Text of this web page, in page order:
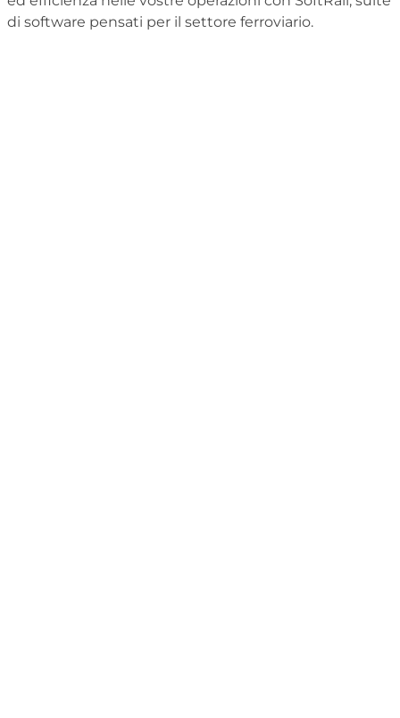
di software pensati per il settore ferroviario.